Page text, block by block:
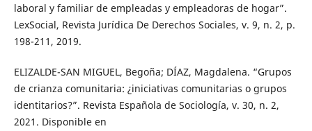
laboral y familiar de empleadas y empleadoras de hogar”.
LexSocial, Revista Jurídica De Derechos Sociales, v. 9, n. 2, p.
198-211, 2019.
ELIZALDE-SAN MIGUEL, Begoña; DÍAZ, Magdalena. “Grupos
de crianza comunitaria: ¿iniciativas comunitarias o grupos
identitarios?”. Revista Española de Sociología, v. 30, n. 2,
2021. Disponible en